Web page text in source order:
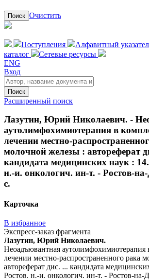
Поиск Очистить
Поступления Алфавитный
каталог
Сетевые ресурсы
ENG
Вход
Поиск
Расширенный поиск
Лазутин, Юрий Николаевич. -
аутолимфохимиотерапия в
лечении местно-
молочной железы : автореферат
кандидата медицинских наук :
н.-и. онкологич. ин-т. - Ростов-
с.
Карточка
В избранное
Экспресс-заказ фрагмента
Лазутин, Юрий Николаевич.
Неоадъювантная аутолимфохимиотерапия
лечении местно-распространенного рака
автореферат дис. ... кандидата
Ростов. н.-и. онкологич. ин-т. - Ростов-на-